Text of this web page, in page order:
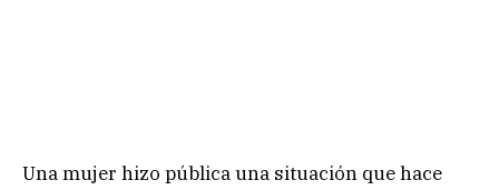
Una mujer hizo pública una situación que hace